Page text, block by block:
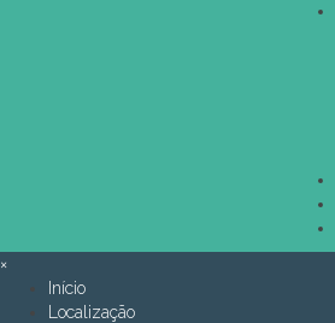
×
Início
Localização